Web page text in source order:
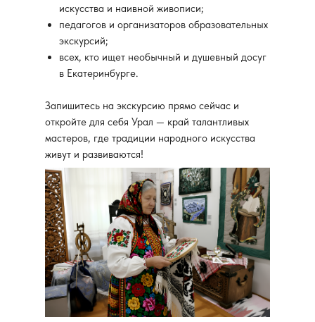
искусства и наивной живописи;
педагогов и организаторов образовательных
экскурсий;
всех, кто ищет необычный и душевный досуг
в Екатеринбурге.
Запишитесь на экскурсию прямо сейчас и
откройте для себя Урал — край талантливых
мастеров, где традиции народного искусства
живут и развиваются!